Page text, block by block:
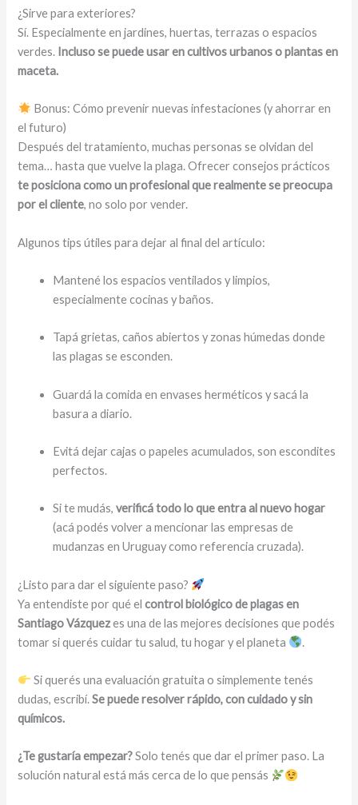
¿Sirve para exteriores?
Sí. Especialmente en jardines, huertas, terrazas o espacios
verdes. Incluso se puede usar en cultivos urbanos o plantas en
maceta.
Bonus: Cómo prevenir nuevas infestaciones (y ahorrar en
el futuro)
Después del tratamiento, muchas personas se olvidan del
tema… hasta que vuelve la plaga. Ofrecer consejos prácticos
te posiciona como un profesional que realmente se preocupa
por el cliente, no solo por vender.
Algunos tips útiles para dejar al final del artículo:
Mantené los espacios ventilados y limpios,
especialmente cocinas y baños.
Tapá grietas, caños abiertos y zonas húmedas donde
las plagas se esconden.
Guardá la comida en envases herméticos y sacá la
basura a diario.
Evitá dejar cajas o papeles acumulados, son escondites
perfectos.
Si te mudás,verificá todo lo que entra al nuevo hogar
(acá podés volver a mencionar las empresas de
mudanzas en Uruguay como referencia cruzada).
¿Listo para dar el siguiente paso?
Ya entendiste por qué elcontrol biológico de plagas en
Santiago Vázquezes una de las mejores decisiones que podés
tomar si querés cuidar tu salud, tu hogar y el planeta
.
Si querés una evaluación gratuita o simplemente tenés
dudas, escribí.Se puede resolver rápido, con cuidado y sin
químicos.
¿Te gustaría empezar?Solo tenés que dar el primer paso. La
solución natural está más cerca de lo que pensás